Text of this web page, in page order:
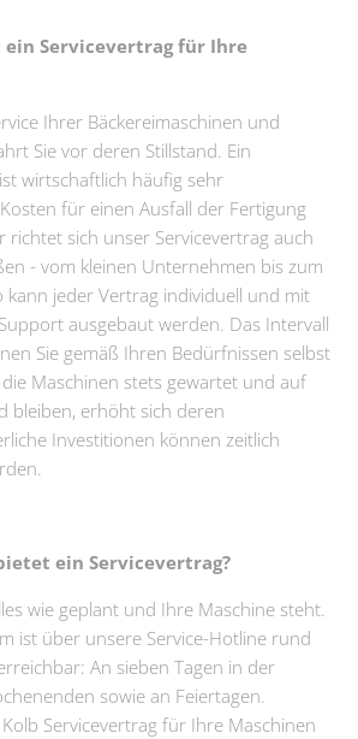
Servicevertrag für Ihre
Ihrer Bäckereimaschinen und
Sie vor deren Stillstand. Ein
wirtschaftlich häufig sehr
für einen Ausfall der Fertigung
richtet sich unser Servicevertrag auch
- vom kleinen Unternehmen bis zum
kann jeder Vertrag individuell und mit
ausgebaut werden. Das Intervall
Sie gemäß Ihren Bedürfnissen selbst
Maschinen stets gewartet und auf
bleiben, erhöht sich deren
Investitionen können zeitlich
ein Servicevertrag?
wie geplant und Ihre Maschine steht.
ist über unsere Service-Hotline rund
An sieben Tagen in der
sowie an Feiertagen.
Servicevertrag für Ihre Maschinen